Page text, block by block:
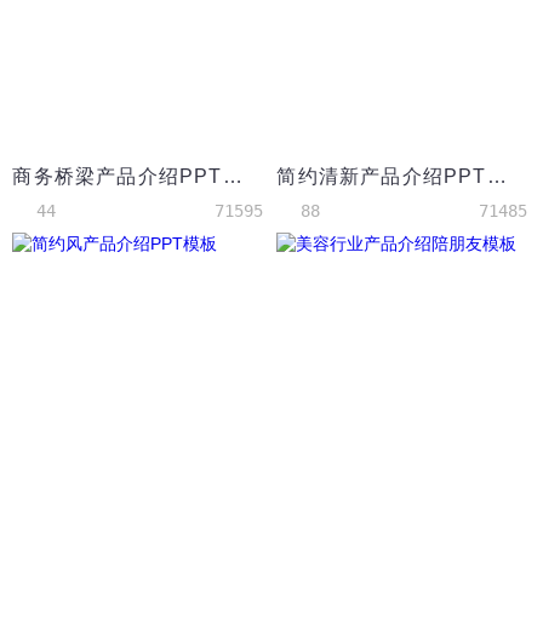
商务桥梁产品介绍PPT模板
44 71595
简约清新产品介绍PPT模板
88 71485